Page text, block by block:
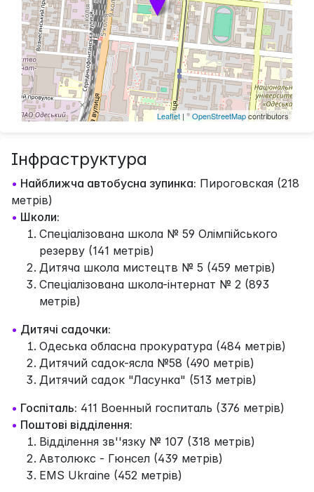
Leaflet| ©OpenStreetMapcontributors
Інфраструктура
• Найближча автобусна зупинка: Пироговская (218
метрів)
• Школи:
Спеціалізована школа № 59 Олімпійського
резерву (141 метрів)
Дитяча школа мистецтв № 5 (459 метрів)
Спеціалізована школа-інтернат № 2 (893
метрів)
• Дитячі садочки:
Одеська обласна прокуратура (484 метрів)
Дитячий садок-ясла №58 (490 метрів)
Дитячий садок "Ласунка" (513 метрів)
• Госпіталь: 411 Военный госпиталь (376 метрів)
• Поштові відділення:
Відділення зв''язку № 107 (318 метрів)
Автолюкс - Гюнсел (439 метрів)
EMS Ukraine (452 метрів)